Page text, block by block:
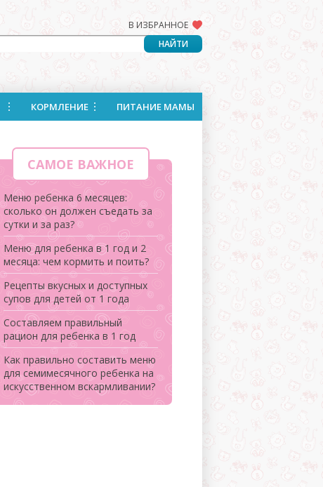
В ИЗБРАННОЕ
КОРМЛЕНИЕ ПИТАНИЕ МАМЫ
САМОЕ ВАЖНОЕ
Меню ребенка 6 месяцев:
сколько он должен съедать за
сутки и за раз?
Меню для ребенка в 1 год и 2
месяца: чем кормить и поить?
Рецепты вкусных и доступных
супов для детей от 1 года
Составляем правильный
рацион для ребенка в 1 год
Как правильно составить меню
для семимесячного ребенка на
искусственном вскармливании?